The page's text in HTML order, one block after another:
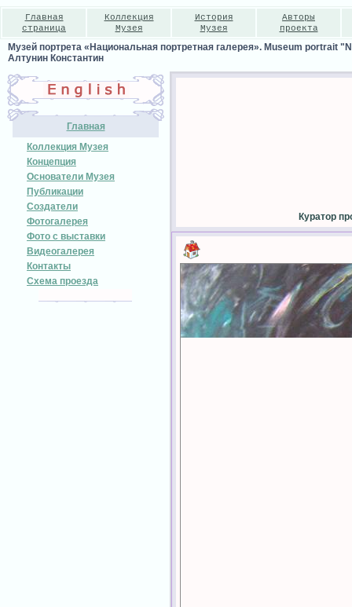
Главная
страница
Коллекция
Музея
История
Музея
Авторы
проекта
Музей портрета «Национальная портретная галерея». Museum portrait
Алтунин Константин
Главная
Коллекция Музея
Концепция
Основатели Музея
Публикации
Создатели
Фотогалерея
Фото с выставки
Видеогалерея
Контакты
Схема проезда
Куратор